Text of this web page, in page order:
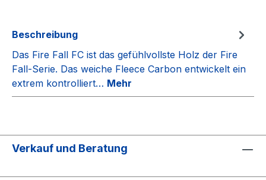
Beschreibung
Das Fire Fall FC ist das gefühlvollste Holz der Fire
Fall-Serie. Das weiche Fleece Carbon entwickelt ein
extrem kontrolliert… Mehr
Verkauf und Beratung